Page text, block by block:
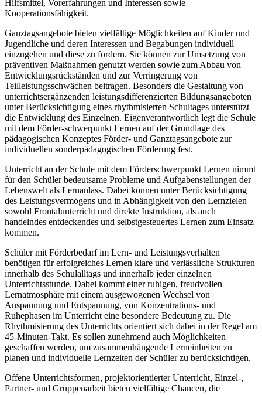
Hilfsmittel, Vorerfahrungen und Interessen sowie
Kooperationsfähigkeit.
Ganztagsangebote bieten vielfältige Möglichkeiten auf Kinder und
Jugendliche und deren Interessen und Begabungen individuell
einzugehen und diese zu fördern. Sie können zur Umsetzung von
präventiven Maßnahmen genutzt werden sowie zum Abbau von
Entwicklungsrückständen und zur Verringerung von
Teilleistungsschwächen beitragen. Besonders die Gestaltung von
unterrichtsergänzenden leistungsdifferenzierten Bildungsangeboten
unter Berücksichtigung eines rhythmisierten Schultages unterstützt
die Entwicklung des Einzelnen. Eigenverantwortlich legt die Schule
mit dem Förder-schwerpunkt Lernen auf der Grundlage des
pädagogischen Konzeptes Förder- und Ganztagsangebote zur
individuellen sonderpädagogischen Förderung fest.
Unterricht an der Schule mit dem Förderschwerpunkt Lernen nimmt
für den Schüler bedeutsame Probleme und Aufgabenstellungen der
Lebenswelt als Lernanlass. Dabei können unter Berücksichtigung
des Leistungsvermögens und in Abhängigkeit von den Lernzielen
sowohl Frontalunterricht und direkte Instruktion, als auch
handelndes entdeckendes und selbstgesteuertes Lernen zum Einsatz
kommen.
Schüler mit Förderbedarf im Lern- und Leistungsverhalten
benötigen für erfolgreiches Lernen klare und verlässliche Strukturen
innerhalb des Schulalltags und innerhalb jeder einzelnen
Unterrichtsstunde. Dabei kommt einer ruhigen, freudvollen
Lernatmosphäre mit einem ausgewogenen Wechsel von
Anspannung und Entspannung, von Konzentrations- und
Ruhephasen im Unterricht eine besondere Bedeutung zu. Die
Rhythmisierung des Unterrichts orientiert sich dabei in der Regel am
45-Minuten-Takt. Es sollen zunehmend auch Möglichkeiten
geschaffen werden, um zusammenhängende Lerneinheiten zu
planen und individuelle Lernzeiten der Schüler zu berücksichtigen.
Offene Unterrichtsformen, projektorientierter Unterricht, Einzel-,
Partner- und Gruppenarbeit bieten vielfältige Chancen, die